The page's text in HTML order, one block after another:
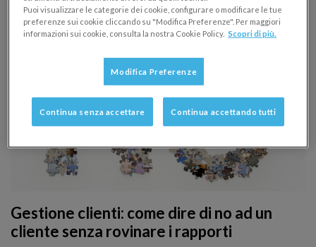
Gestione clienti: come dire di no ad un
cliente senza rovinare i rapporti
Puoi visualizzare le categorie dei cookie, configurare o modificare le tue
preferenze sui cookie cliccando su "Modifica Preferenze". Per maggiori
informazioni sui cookie, consulta la nostra Cookie Policy. Scopri di più.
Modifica Preferenze
Continua senza accettare Continua accettando tutti